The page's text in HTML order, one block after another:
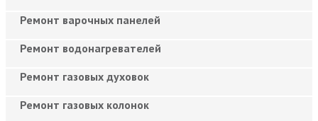
Ремонт варочных панелей
Ремонт водонагревателей
Ремонт газовых духовок
Ремонт газовых колонок